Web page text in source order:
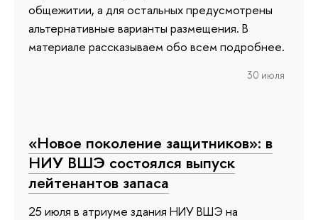
общежитии, а для остальных предусмотрены
альтернативные варианты размещения. В
материале рассказываем обо всем подробнее.
30 июля
«Новое поколение защитников»: в
НИУ ВШЭ состоялся выпуск
лейтенантов запаса
25 июля в атриуме здания НИУ ВШЭ на